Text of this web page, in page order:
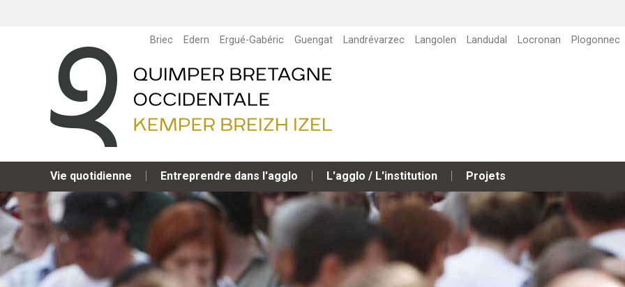
Briec Edern Ergué-Gabéric Guengat Landrévarzec Langolen Landudal Locronan Plogonnec
Vie quotidienne Entreprendre dans l'agglo L'agglo / L'institution Projets